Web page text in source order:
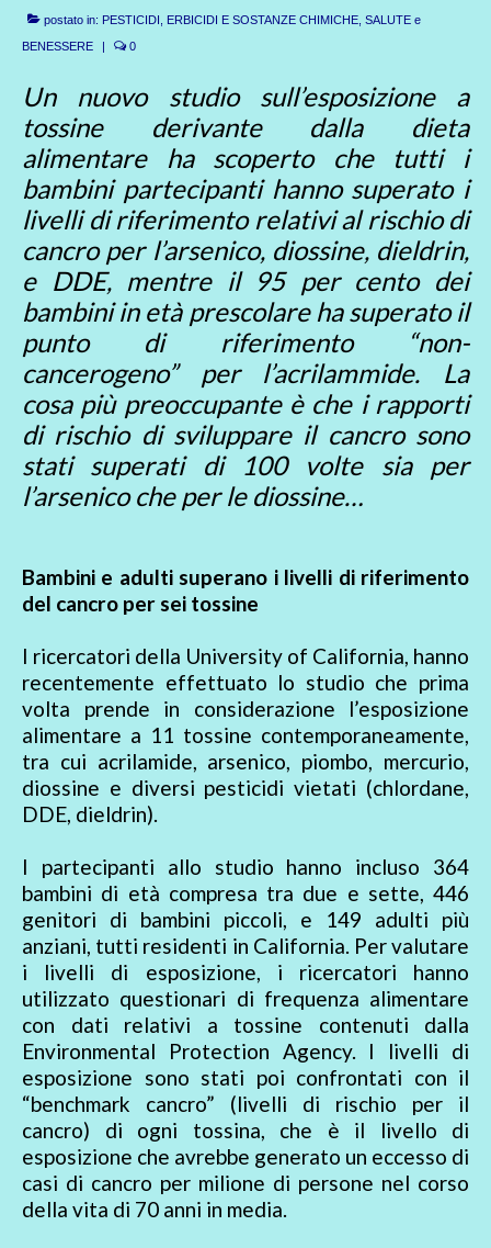
postato in: PESTICIDI, ERBICIDI E SOSTANZE CHIMICHE SALUTE e
BENESSERE
| 0
Un nuovo studio sull’esposizione a
tossine derivante dalla dieta
alimentare ha scoperto che tutti i
bambini partecipanti hanno superato i
livelli di riferimento relativi al rischio di
cancro per l’arsenico, diossine, dieldrin,
e DDE, mentre il 95 per cento dei
bambini in età prescolare ha superato il
punto di riferimento “non-
cancerogeno” per l’acrilammide. La
cosa più preoccupante è che i rapporti
di rischio di sviluppare il cancro sono
stati superati di 100 volte sia per
l’arsenico che per le diossine…
Bambini e adulti superano i livelli di riferimento
del cancro per sei tossine
I ricercatori della University of California, hanno
recentemente effettuato lo studio che prima
volta prende in considerazione l’esposizione
alimentare a 11 tossine contemporaneamente,
tra cui acrilamide, arsenico, piombo, mercurio,
diossine e diversi pesticidi vietati (chlordane,
DDE, dieldrin).
I partecipanti allo studio hanno incluso 364
bambini di età compresa tra due e sette, 446
genitori di bambini piccoli, e 149 adulti più
anziani, tutti residenti in California. Per valutare
i livelli di esposizione, i ricercatori hanno
utilizzato questionari di frequenza alimentare
con dati relativi a tossine contenuti dalla
Environmental Protection Agency. I livelli di
esposizione sono stati poi confrontati con il
“benchmark cancro” (livelli di rischio per il
cancro) di ogni tossina, che è il livello di
esposizione che avrebbe generato un eccesso di
casi di cancro per milione di persone nel corso
della vita di 70 anni in media.